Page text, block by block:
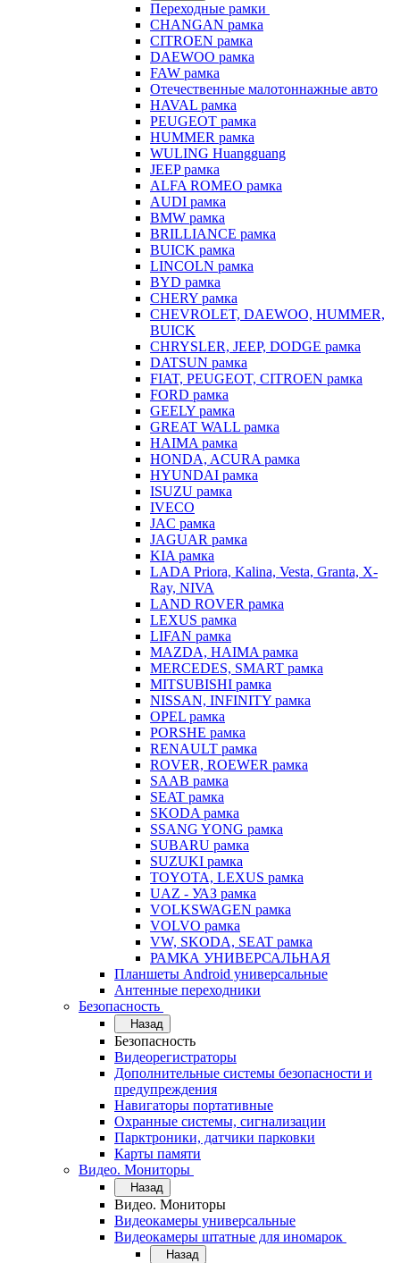
Переходные рамки
CHANGAN рамка
CITROEN рамка
DAEWOO рамка
FAW рамка
Отечественные малотоннажные авто
HAVAL рамка
PEUGEOT рамка
HUMMER рамка
WULING Huangguang
JEEP рамка
ALFA ROMEO рамка
AUDI рамка
BMW рамка
BRILLIANCE рамка
BUICK рамка
LINCOLN рамка
BYD рамка
CHERY рамка
CHEVROLET, DAEWOO, HUMMER,
BUICK
CHRYSLER, JEEP, DODGE рамка
DATSUN рамка
FIAT, PEUGEOT, CITROEN рамка
FORD рамка
GEELY рамка
GREAT WALL рамка
HAIMA рамка
HONDA, ACURA рамка
HYUNDAI рамка
ISUZU рамка
IVECO
JAC рамка
JAGUAR рамка
KIA рамка
LADA Priora, Kalina, Vesta, Granta, X-
Ray, NIVA
LAND ROVER рамка
LEXUS рамка
LIFAN рамка
MAZDA, HAIMA рамка
MERCEDES, SMART рамка
MITSUBISHI рамка
NISSAN, INFINITY рамка
OPEL рамка
PORSHE рамка
RENAULT рамка
ROVER, ROEWER рамка
SAAB рамка
SEAT рамка
SKODA рамка
SSANG YONG рамка
SUBARU рамка
SUZUKI рамка
TOYOTA, LEXUS рамка
UAZ - УАЗ рамка
VOLKSWAGEN рамка
VOLVO рамка
VW, SKODA, SEAT рамка
РАМКА УНИВЕРСАЛЬНАЯ
Планшеты Android универсальные
Антенные переходники
Безопасность
Назад
Безопасность
Видеорегистраторы
Дополнительные системы безопасности и
предупреждения
Навигаторы портативные
Охранные системы, сигнализации
Парктроники, датчики парковки
Карты памяти
Видео. Мониторы
Назад
Видео. Мониторы
Видеокамеры универсальные
Видеокамеры штатные для иномарок
Назад